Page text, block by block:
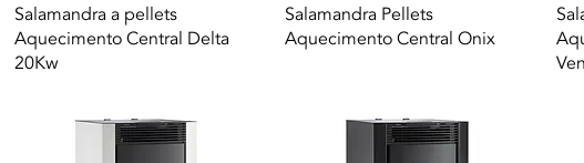
Vista rapida
Salamandra a pellets
Aquecimento Central Delta
20Kw
Vista rapida
Salamandra Pellets
Aquecimento Central Onix